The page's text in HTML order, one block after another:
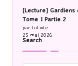
[Lecture] Gardiens
Tome 1 Partie 2
par LuCioLe
25 mai 2026
Search